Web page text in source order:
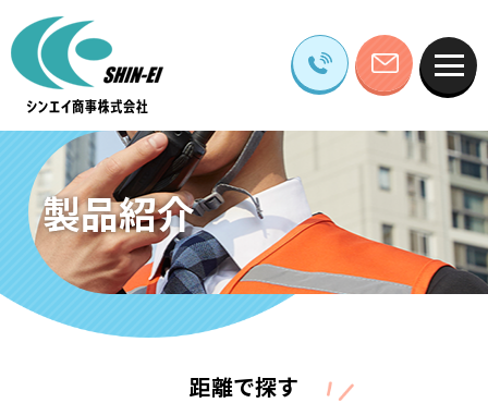
製品紹介
距離で探す